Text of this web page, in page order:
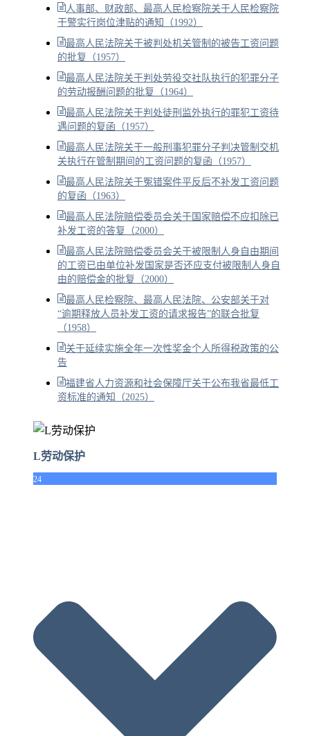
人事部、财政部、最高人民检察院关于人民检察院
干警实行岗位津贴的通知（1992）
最高人民法院关于被判处机关管制的被告工资问题
的批复（1957）
最高人民法院关于判处劳役交社队执行的犯罪分子
的劳动报酬问题的批复（1964）
最高人民法院关于判处徒刑监外执行的罪犯工资待
遇问题的复函（1957）
最高人民法院关于一般刑事犯罪分子判决管制交机
关执行在管制期间的工资问题的复函（1957）
最高人民法院关于冤错案件平反后不补发工资问题
的复函（1963）
最高人民法院赔偿委员会关于国家赔偿不应扣除已
补发工资的答复（2000）
最高人民法院赔偿委员会关于被限制人身自由期间
的工资已由单位补发国家是否还应支付被限制人身自
由的赔偿金的批复（2000）
最高人民检察院、最高人民法院、公安部关于对
“逾期释放人员补发工资的请求报告”的联合批复
（1958）
关于延续实施全年一次性奖金个人所得税政策的公
告
福建省人力资源和社会保障厅关于公布我省最低工
资标准的通知（2025）
L劳动保护
24